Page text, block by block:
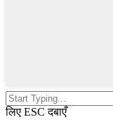
लिए ESC दबाएँ